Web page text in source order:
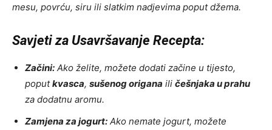
mesu, povrću, siru ili slatkim nadjevima poput džema.
Savjeti za Usavršavanje Recepta:
Začini: Ako želite, možete dodati začine u tijesto,
poputkvasca, sušenog origana ili češnjaka u prahu
za dodatnu aromu.
Zamjena za jogurt: Ako nemate jogurt, možete